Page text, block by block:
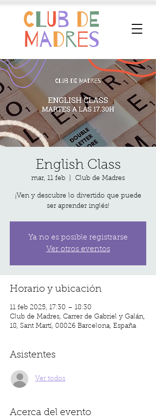
English Class
mar, 11 feb Club de Madres
¡Ven y descubre lo divertido que puede
ser aprender inglés!
Ya no es posible registrarse
Ver otros eventos
Horario y ubicación
11 feb 2025, 17:30 – 18:30
Club de Madres, Carrer de Gabriel y Galán,
18, Sant Martí, 08026 Barcelona, España
Asistentes
Ver todos
Acerca del evento